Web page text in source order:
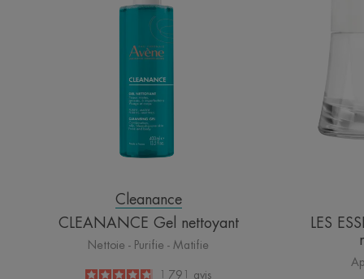
Cleanance
CLEANANCE Gel nettoyant
Nettoie - Purifie - Matifie
4.8
1 791 avis
LES